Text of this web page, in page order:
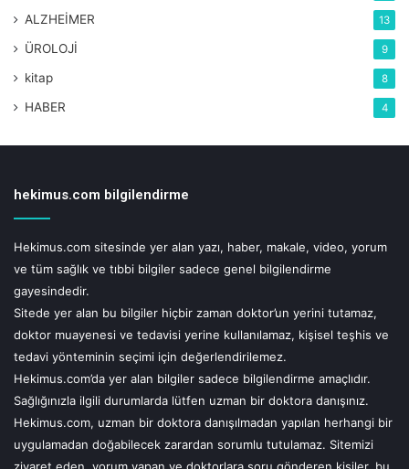
İdeal kilonuza kavuşun
Endokrinoloji ve Metabolizma Hastalıkları Uzmanı Prof. Dr.
Ender Arıkan “Yapılan çalışmalar; aşırı kilonun vücutta
insüline karşı direnç oluşmasına neden olduğunu, özellikle
bel çevresi kadınlarda 80’in, erkeklerde ise 94’ün üzerinde
olunmasının insülin direncine yol açarak, ardından diyabete
ve kalp damar hastalıklarında artışa davetiye çıkardığını
ortaya koymaktadır” diyor.
ALZHEİMER 13
ÜROLOJİ 9
kitap 8
HABER 4
hekimus.com bilgilendirme
Hekimus.com sitesinde yer alan yazı, haber, makale, video, yorum
ve tüm sağlık ve tıbbi bilgiler sadece genel bilgilendirme
gayesindedir.
Sitede yer alan bu bilgiler hiçbir zaman doktor’un yerini tutamaz,
doktor muayenesi ve tedavisi yerine kullanılamaz, kişisel teşhis ve
tedavi yönteminin seçimi için değerlendirilemez.
Hekimus.com’da yer alan bilgiler sadece bilgilendirme amaçlıdır.
Sağlığınızla ilgili durumlarda lütfen uzman bir doktora danışınız.
Hekimus.com, uzman bir doktora danışılmadan yapılan herhangi bir
uygulamadan doğabilecek zarardan sorumlu tutulamaz. Sitemizi
ziyaret eden, yorum yapan ve doktorlara soru gönderen kişiler, bu